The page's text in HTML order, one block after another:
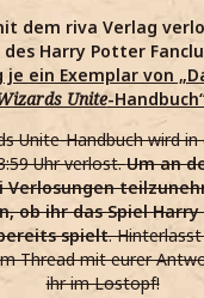
dem riva Verlag
Harry Potter
je ein Exemplar von
Unite-
Unite-Handbuch wird in
Uhr verlost.Um an
Verlosungen
ob ihr das Spiel
spielt.
Thread mit eurer
ihr im Lostopf!